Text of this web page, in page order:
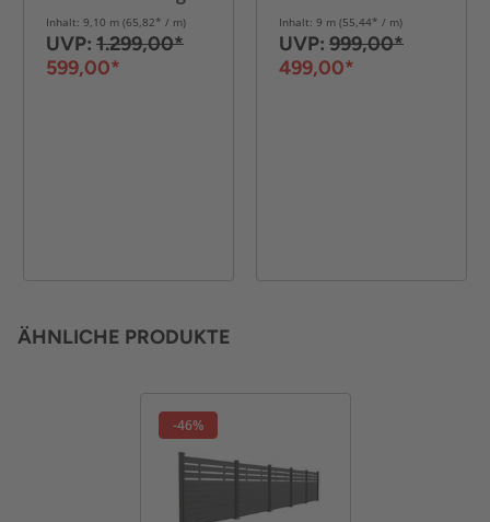
5x Element + 6x
Pfosten - Grau
Inhalt: 9,10 m (65,82* / m)
UVP: 1.299,00*
599,00*
+ 6x Pfosten - Grau
Inhalt: 9 m (55,44* / m)
UVP: 999,00*
499,00*
ÄHNLICHE PRODUKTE
-46%